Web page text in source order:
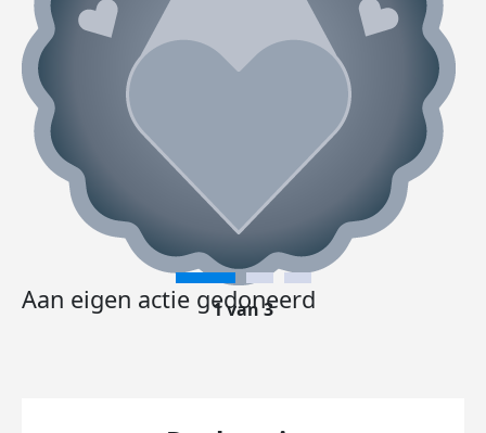
Aan eigen actie gedoneerd
1 van 3